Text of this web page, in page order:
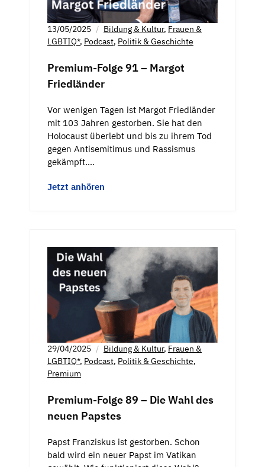
13/05/2025 Bildung & Kultur, Frauen &
LGBTIQ*, Podcast, Politik & Geschichte
Premium-Folge 91 – Margot
Friedländer
Vor wenigen Tagen ist Margot Friedländer
mit 103 Jahren gestorben. Sie hat den
Holocaust überlebt und bis zu ihrem Tod
gegen Antisemitimus und Rassismus
gekämpft.…
Jetzt anhören
29/04/2025 Bildung & Kultur, Frauen &
LGBTIQ*, Podcast, Politik & Geschichte,
Premium
Premium-Folge 89 – Die Wahl des
neuen Papstes
Papst Franziskus ist gestorben. Schon
bald wird ein neuer Papst im Vatikan